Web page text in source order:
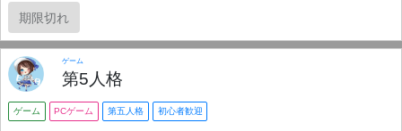
スマホ・switch・PC問いません。 1月新設からIN率低い方を除き現在160名
様を突破、管理者の8割が女性となります。どこよりも優しい村を目指し、
連日講習会を実施中。新規プレイヤーをお迎えしやすいと自負していま
す！アマアスは平日土日問わず連日21時より募集中！夜はほぼ毎日開催中♪
また、企画として語尾んぐや縛り系、各種大会などを最低一度は必ず行っ
てます♪(大会は気持ち的な賞品有) Among us以外にもFEIGN、APEX、雀
魂、第五人格、ブラウザゲームなど幅広く募集あり。自分からも募集して
くれる方、昼夜問わず常駐いただける方、雑談好きな方大歓迎です♪ 正しい
期限切れ
ゲーム
第5人格
ゲーム PCゲーム 第五人格 初心者歓迎